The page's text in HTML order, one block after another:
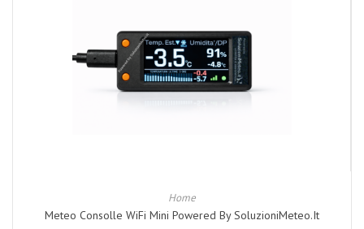
Home
Meteo Consolle WiFi Mini Powered By SoluzioniMeteo.it